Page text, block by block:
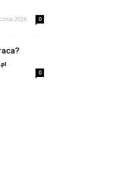
2026 0
-
0